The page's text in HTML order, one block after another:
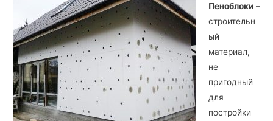
Пеноблоки–
строительн
ый
материал,
не
пригодный
для
постройки